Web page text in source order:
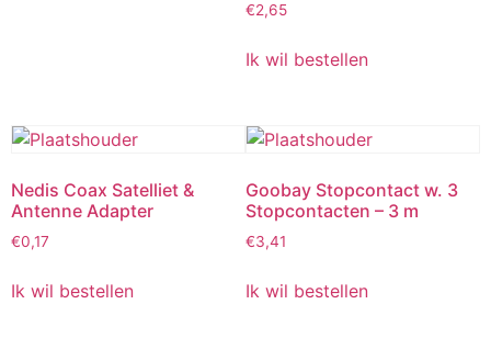
€2,65
Ik wil bestellen
Nedis Coax Satelliet &
Antenne Adapter
€0,17
Ik wil bestellen
Goobay Stopcontact w. 3
Stopcontacten – 3 m
€3,41
Ik wil bestellen